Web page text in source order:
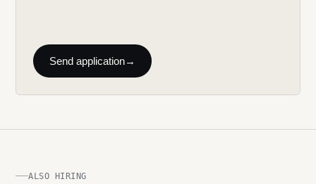
Send application→
ALSO HIRING